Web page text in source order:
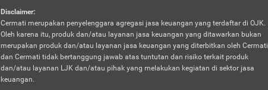
Disclaimer:
Cermati merupakan penyelenggara agregasi jasa keuangan yang terdaftar di OJK.
Oleh karena itu, produk dan/atau layanan jasa keuangan yang ditawarkan bukan
merupakan produk dan/atau layanan jasa keuangan yang diterbitkan oleh Cermati
dan Cermati tidak bertanggung jawab atas tuntutan dan risiko terkait produk
dan/atau layanan LJK dan/atau pihak yang melakukan kegiatan di sektor jasa
keuangan.